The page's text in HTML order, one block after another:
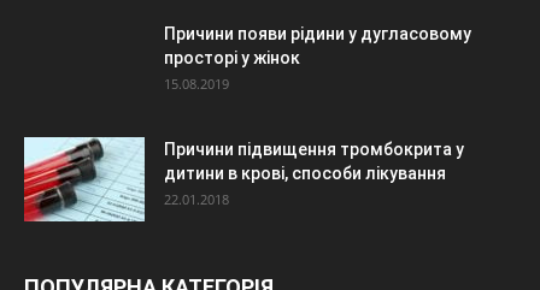
Причини появи рідини у дугласовому
просторі у жінок
15.08.2019
Причини підвищення тромбокрита у
дитини в крові, способи лікування
22.01.2018